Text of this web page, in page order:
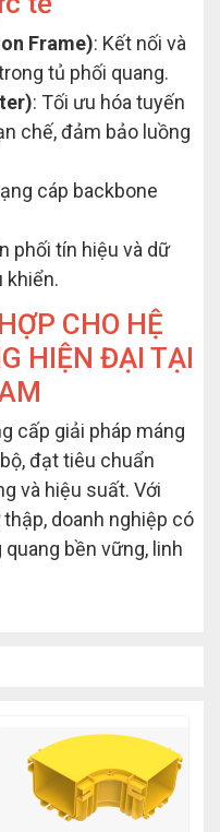
Frame): Kết nối và
tủ phối quang.
: Tối ưu hóa tuyến
chế, đảm bảo luồng
cáp backbone
phối tín hiệu và dữ
khiển.
CHO HỆ
HIỆN ĐẠI TẠI
cấp giải pháp máng
đạt tiêu chuẩn
và hiệu suất. Với
doanh nghiệp có
bền vững, linh